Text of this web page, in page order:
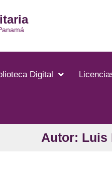
Digital
Autor: Luis